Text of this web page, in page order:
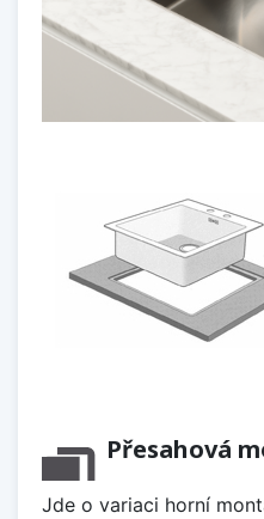
Přesahová
Jde o variaci horní